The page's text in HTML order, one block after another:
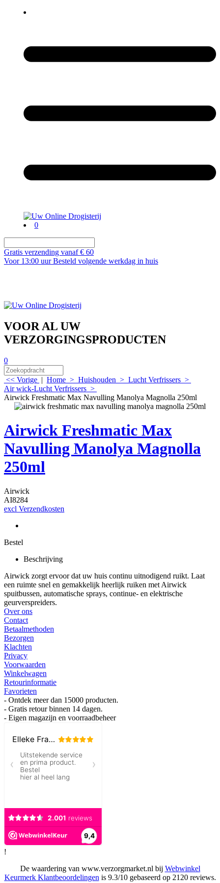
0
Gratis verzending vanaf € 60
Voor 13:00 uur Besteld volgende werkdag in huis
VOOR AL UW
VERZORGINGSPRODUCTEN
0
<< Vorige | Home > Huishouden > Lucht Verfrissers >
Air wick-Lucht Verfrissers >
Airwick Freshmatic Max Navulling Manolya Magnolla 250ml
Airwick Freshmatic Max
Navulling Manolya Magnolla
250ml
Airwick
AI8284
excl Verzendkosten
Bestel
Beschrijving
Airwick zorgt ervoor dat uw huis continu uitnodigend ruikt. Laat
een ruimte snel en gemakkelijk heerlijk ruiken met Airwick
spuitbussen, automatische sprays, continue- en elektrische
geurverspreiders.
Over ons
Contact
Betaalmethoden
Bezorgen
Klachten
Privacy
Voorwaarden
Winkelwagen
Retourinformatie
Favorieten
- Ontdek meer dan 15000 producten.
- Gratis retour binnen 14 dagen.
- Eigen magazijn en voorraadbeheer
!
De waardering van www.verzorgmarket.nl bij Webwinkel
Keurmerk Klantbeoordelingen is 9.3/10gebaseerd op 2120 reviews.